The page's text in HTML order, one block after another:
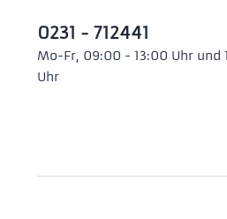
0231 - 712441
Mo-Fr, 09:00 - 13:00 Uhr und
Uhr